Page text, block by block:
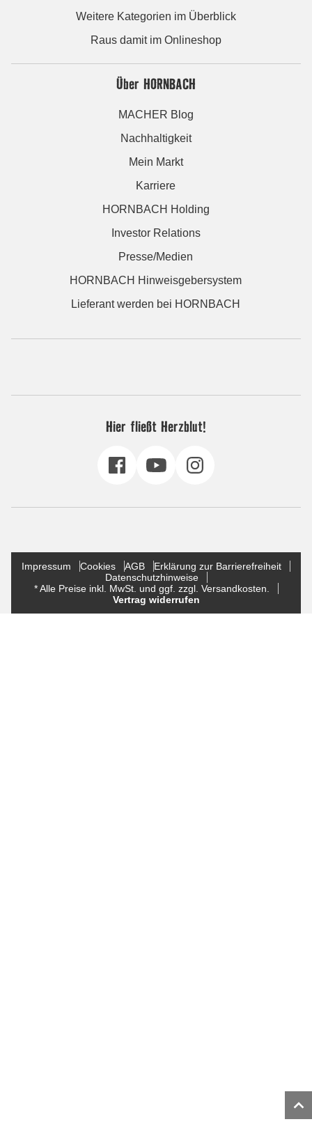
Weitere Kategorien im Überblick
Raus damit im Onlineshop
Über HORNBACH
MACHER Blog
Nachhaltigkeit
Mein Markt
Karriere
HORNBACH Holding
Investor Relations
Presse/Medien
HORNBACH Hinweisgebersystem
Lieferant werden bei HORNBACH
Hier fließt Herzblut!
Impressum Cookies AGB
Erklärung zur Barrierefreiheit
Datenschutzhinweise
* Alle Preise inkl. MwSt. und ggf. zzgl. Versandkosten.
Vertrag widerrufen